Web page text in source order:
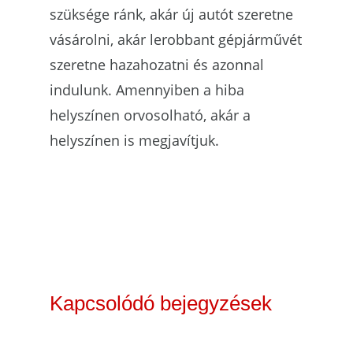
szüksége ránk, akár új autót szeretne
vásárolni, akár lerobbant gépjárművét
szeretne hazahozatni és azonnal
indulunk. Amennyiben a hiba
helyszínen orvosolható, akár a
helyszínen is megjavítjuk.
Kapcsolódó bejegyzések